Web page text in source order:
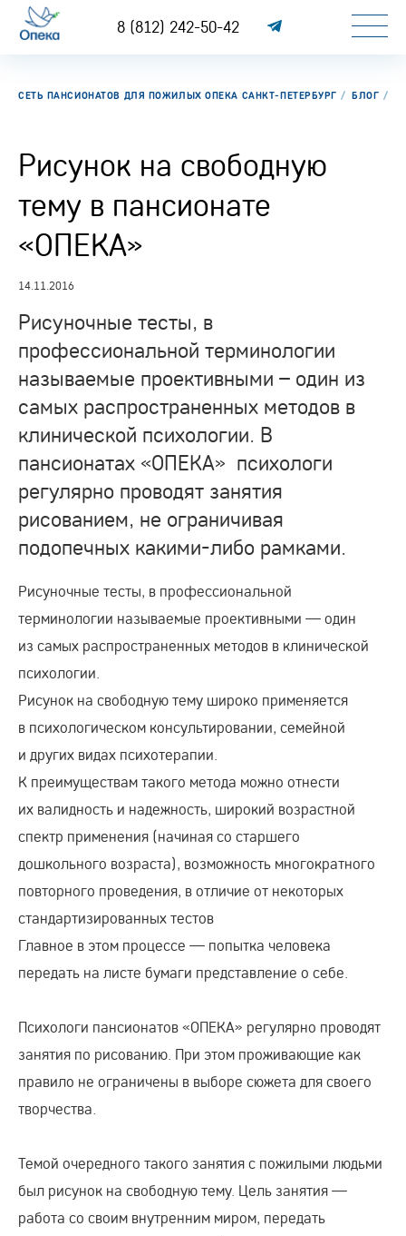
8 (812) 242-50-42
СЕТЬ ПАНСИОНАТОВ ДЛЯ ПОЖИЛЫХ ОПЕКА САНКТ-ПЕТЕРБУРГ БЛОГ
Рисунок на свободную
тему в пансионате
«ОПЕКА»
14.11.2016
Рисуночные тесты, в
профессиональной терминологии
называемые проективными – один из
самых распространенных методов в
клинической психологии. В
пансионатах «ОПЕКА» психологи
регулярно проводят занятия
рисованием, не ограничивая
подопечных какими-либо рамками.
Рисуночные тесты, в профессиональной
терминологии называемые проективными — один
из самых распространенных методов в клинической
психологии.
Рисунок на свободную тему широко применяется
в психологическом консультировании, семейной
и других видах психотерапии.
К преимуществам такого метода можно отнести
их валидность и надежность, широкий возрастной
спектр применения (начиная со старшего
дошкольного возраста), возможность многократного
повторного проведения, в отличие от некоторых
стандартизированных тестов
Главное в этом процессе — попытка человека
передать на листе бумаги представление о себе.
Психологи пансионатов «ОПЕКА» регулярно проводят
занятия по рисованию. При этом проживающие как
правило не ограничены в выборе сюжета для своего
творчества.
Темой очередного такого занятия с пожилыми людьми
был рисунок на свободную тему. Цель занятия —
работа со своим внутренним миром, передать